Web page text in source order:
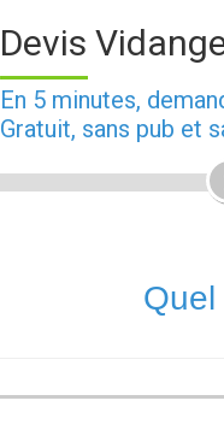
Devis
En 5 minutes,
Gratuit, sans pub et